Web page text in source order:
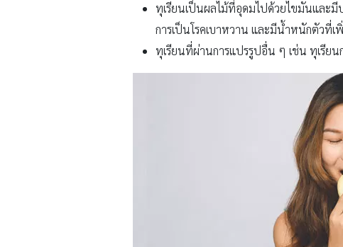
ทุเรียนเป็นผลไม้ที่อุดมไปด้วยไขมันและ
การเป็นโรคเบาหวาน และมีน้ำหนักตัวที่
ทุเรียนที่ผ่านการแปรรูปอื่น ๆ เช่น ทุเรีย